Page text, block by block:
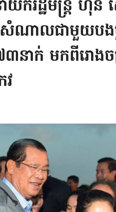
យករដ្ឋមន្រ្តី ហ៊ុ
ាលជាមួយបងប្
នាក់ មកពីរោង
វ